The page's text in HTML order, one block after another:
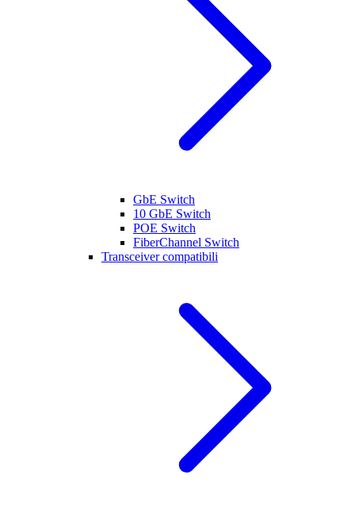
GbE Switch
10 GbE Switch
POE Switch
FiberChannel Switch
Transceiver compatibili